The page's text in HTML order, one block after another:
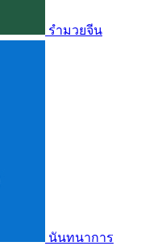
รำมวยจีน
นันทนาการ